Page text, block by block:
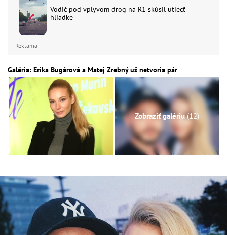
Vodič pod vplyvom drog na R1 skúsil utiecť
hliadke
Reklama
Galéria: Erika Bugárová a Matej Zrebný už netvoria pár
Zobraziť galériu(12)